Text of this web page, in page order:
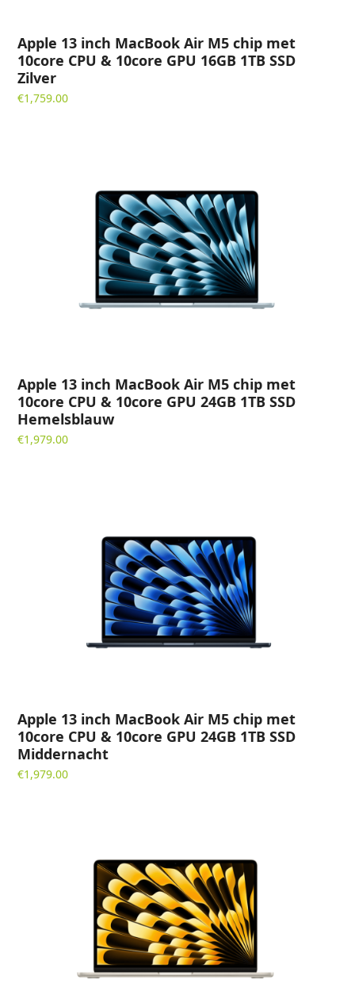
Apple 13 inch MacBook Air M5 chip met
10core CPU & 10core GPU 16GB 1TB SSD
Zilver
€1,759.00
Apple 13 inch MacBook Air M5 chip met
10core CPU & 10core GPU 24GB 1TB SSD
Hemelsblauw
€1,979.00
Apple 13 inch MacBook Air M5 chip met
10core CPU & 10core GPU 24GB 1TB SSD
Middernacht
€1,979.00